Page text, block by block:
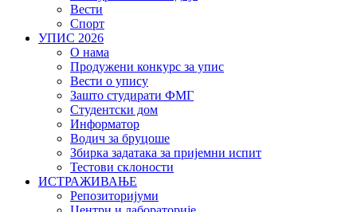
Вести
Спорт
УПИС 2026
О нама
Продужени конкурс за упис
Вести о упису
Зашто студирати ФМГ
Студентски дом
Информатор
Водич за бруцоше
Збиркa задатака за пријемни испит
Тестови склоности
ИСТРАЖИВАЊЕ
Репозиторијуми